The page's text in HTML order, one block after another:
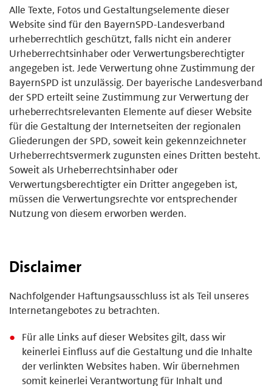
Alle Texte, Fotos und Gestaltungselemente dieser
Website sind für den BayernSPD-Landesverband
urheberrechtlich geschützt, falls nicht ein anderer
Urheberrechtsinhaber oder Verwertungsberechtigter
angegeben ist. Jede Verwertung ohne Zustimmung der
BayernSPD ist unzulässig. Der bayerische Landesverband
der SPD erteilt seine Zustimmung zur Verwertung der
urheberrechtsrelevanten Elemente auf dieser Website
für die Gestaltung der Internetseiten der regionalen
Gliederungen der SPD, soweit kein gekennzeichneter
Urheberrechtsvermerk zugunsten eines Dritten besteht.
Soweit als Urheberrechtsinhaber oder
Verwertungsberechtigter ein Dritter angegeben ist,
müssen die Verwertungsrechte vor entsprechender
Nutzung von diesem erworben werden.
Disclaimer
Nachfolgender Haftungsausschluss ist als Teil unseres
Internetangebotes zu betrachten.
Für alle Links auf dieser Websites gilt, dass wir
keinerlei Einfluss auf die Gestaltung und die Inhalte
der verlinkten Websites haben. Wir übernehmen
somit keinerlei Verantwortung für Inhalt und